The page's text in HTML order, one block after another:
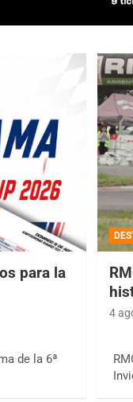
para la
de la 6ª
4